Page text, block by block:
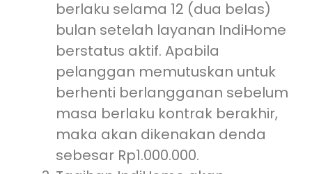
berlaku selama 12 (dua belas)
bulan setelah layanan IndiHome
berstatus aktif. Apabila
pelanggan memutuskan untuk
berhenti berlangganan sebelum
masa berlaku kontrak berakhir,
maka akan dikenakan denda
sebesar Rp1.000.000.